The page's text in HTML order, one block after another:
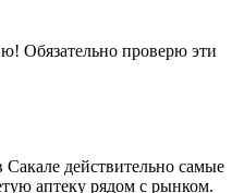
Обязательно проверю эти
действительно самые
аптеку рядом с рынком.